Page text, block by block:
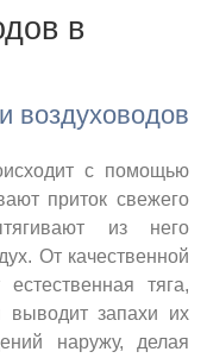
в
воздуховодов
с помощью
приток свежего
из него
От качественной
тяга,
выводит запахи их
наружу, делая